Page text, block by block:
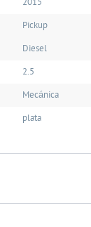
Pickup
Diesel
2.5
Mecánica
plata